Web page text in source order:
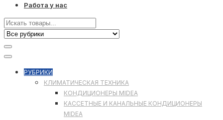
Работа у нас
РУБРИКИ
КЛИМАТИЧЕСКАЯ ТЕХНИКА
КОНДИЦИОНЕРЫ MIDEA
КАССЕТНЫЕ И КАНАЛЬНЫЕ КОНДИЦИОНЕРЫ
MIDEA